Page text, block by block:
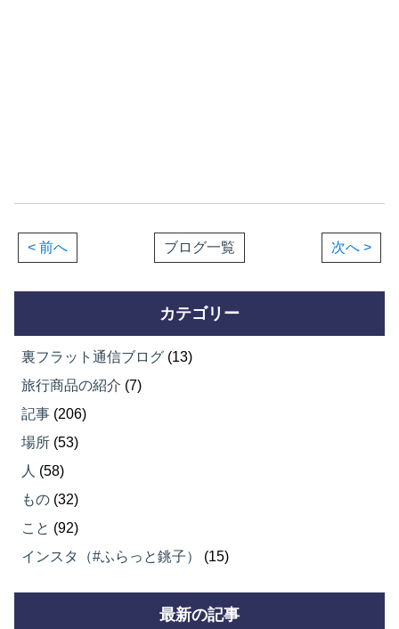
< 前へ ブログ一覧 次へ >
カテゴリー
裏フラット通信ブログ (13)
旅行商品の紹介 (7)
記事 (206)
場所 (53)
人 (58)
もの (32)
こと (92)
インスタ（#ふらっと銚子）
(15)
最新の記事